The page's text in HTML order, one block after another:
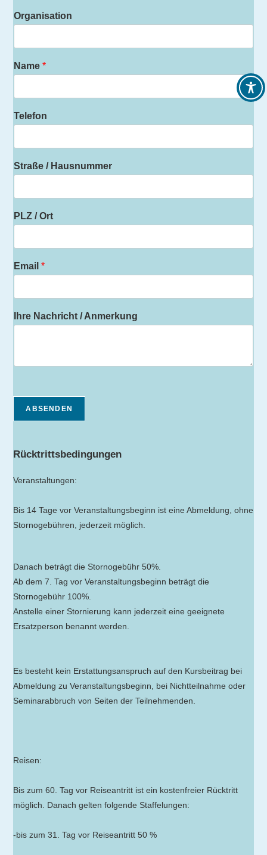
Organisation
Name*
Telefon
Straße / Hausnummer
PLZ / Ort
Email*
Ihre Nachricht / Anmerkung
ABSENDEN
Rücktrittsbedingungen
Veranstaltungen:
Bis 14 Tage vor Veranstaltungsbeginn ist eine Abmeldung, ohne
Stornogebühren, jederzeit möglich.
Danach beträgt die Stornogebühr 50%.
Ab dem 7. Tag vor Veranstaltungsbeginn beträgt die
Stornogebühr 100%.
Anstelle einer Stornierung kann jederzeit eine geeignete
Ersatzperson benannt werden.
Es besteht kein Erstattungsanspruch auf den Kursbeitrag bei
Abmeldung zu Veranstaltungsbeginn, bei Nichtteilnahme oder
Seminarabbruch von Seiten der Teilnehmenden.
Reisen:
Bis zum 60. Tag vor Reiseantritt ist ein kostenfreier Rücktritt
möglich. Danach gelten folgende Staffelungen:
-bis zum 31. Tag vor Reiseantritt 50 %